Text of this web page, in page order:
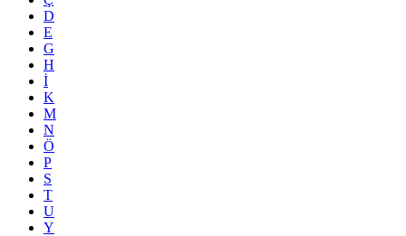
D
E
G
H
İ
K
M
N
Ö
P
S
T
U
Y